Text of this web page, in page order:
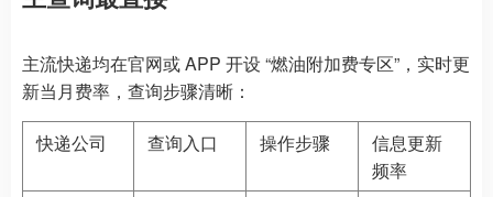
主流快递均在官网或 APP 开设 “燃油附加费专区”，实时更
新当月费率，查询步骤清晰：
快递公司 查询入口 操作步骤
信息更新
频率